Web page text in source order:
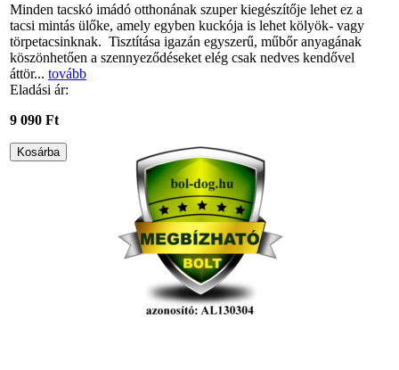
Minden tacskó imádó otthonának szuper kiegészítője lehet ez a
tacsi mintás ülőke, amely egyben kuckója is lehet kölyök- vagy
törpetacsinknak. Tisztítása igazán egyszerű, műbőr anyagának
köszönhetően a szennyeződéseket elég csak nedves kendővel
áttör... tovább
Eladási ár:
9 090 Ft